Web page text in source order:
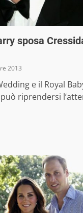
sposa
2013
e il Royal
riprendersi